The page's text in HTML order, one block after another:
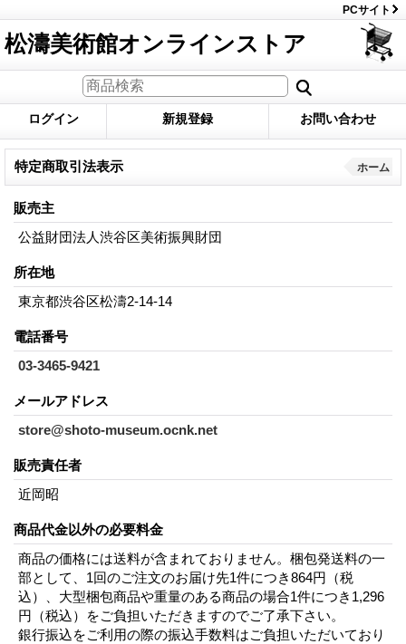
PCサイト
松濤美術館オンラインストア
ログイン 新規登録 お問い合わせ
特定商取引法表示 ホーム
販売主
公益財団法人渋谷区美術振興財団
所在地
東京都渋谷区松濤2-14-14
電話番号
03-3465-9421
メールアドレス
store@shoto-museum.ocnk.net
販売責任者
近岡昭
商品代金以外の必要料金
商品の価格には送料が含まれておりません。梱包発送料の一
部として、1回のご注文のお届け先1件につき864円（税
込）、大型梱包商品や重量のある商品の場合1件につき1,296
円（税込）をご負担いただきますのでご了承下さい。
銀行振込をご利用の際の振込手数料はご負担いただいており